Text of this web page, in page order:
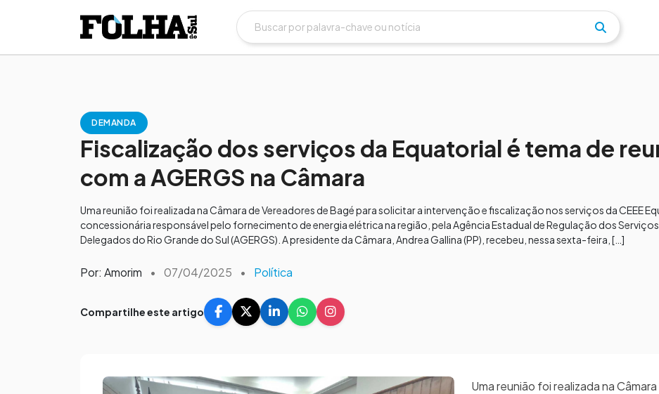
DEMANDA
Fiscalização dos serviços da Equatorial é tema de
com a AGERGS na Câmara
Uma reunião foi realizada na Câmara de Vereadores de Bagé para solicitar a intervenção e fiscalização nos serviços da CEEE
concessionária responsável pelo fornecimento de energia elétrica na região, pela Agência Estadual de Regulação dos
Delegados do Rio Grande do Sul (AGERGS). A presidente da Câmara, Andrea Gallina (PP), recebeu, nessa sexta-feira, […]
Por: Amorim • 07/04/2025 • Política
Compartilhe este artigo
Uma reunião foi realizada na